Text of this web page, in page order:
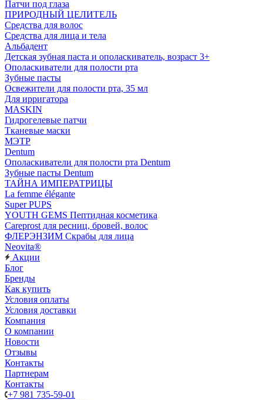
Патчи под глаза
ПРИРОДНЫЙ ЦЕЛИТЕЛЬ
Средства для волос
Средства для лица и тела
Альбадент
Детская зубная паста и ополаскиватель, возраст 3+
Ополаскиватели для полости рта
Зубные пасты
Освежители для полости рта, 35 мл
Для ирригатора
MASKIN
Гидрогелевые патчи
Тканевые маски
МЭТР
Dentum
Ополаскиватели для полости рта Dentum
Зубные пасты Dentum
ТАЙНА ИМПЕРАТРИЦЫ
La femme élégante
Super PUPS
YOUTH GEMS Пептидная косметика
Careprost для ресниц, бровей, волос
ФЛЕРЭНЗИМ Скрабы для лица
Neovita®
Акции
Блог
Бренды
Как купить
Условия оплаты
Условия доставки
Компания
О компании
Новости
Отзывы
Контакты
Партнерам
Контакты
+7 981 735-59-01